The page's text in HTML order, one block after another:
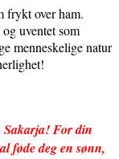
frykt over ham.
uventet som
menneskelige natur
Sakarja! For din
føde deg en sønn,